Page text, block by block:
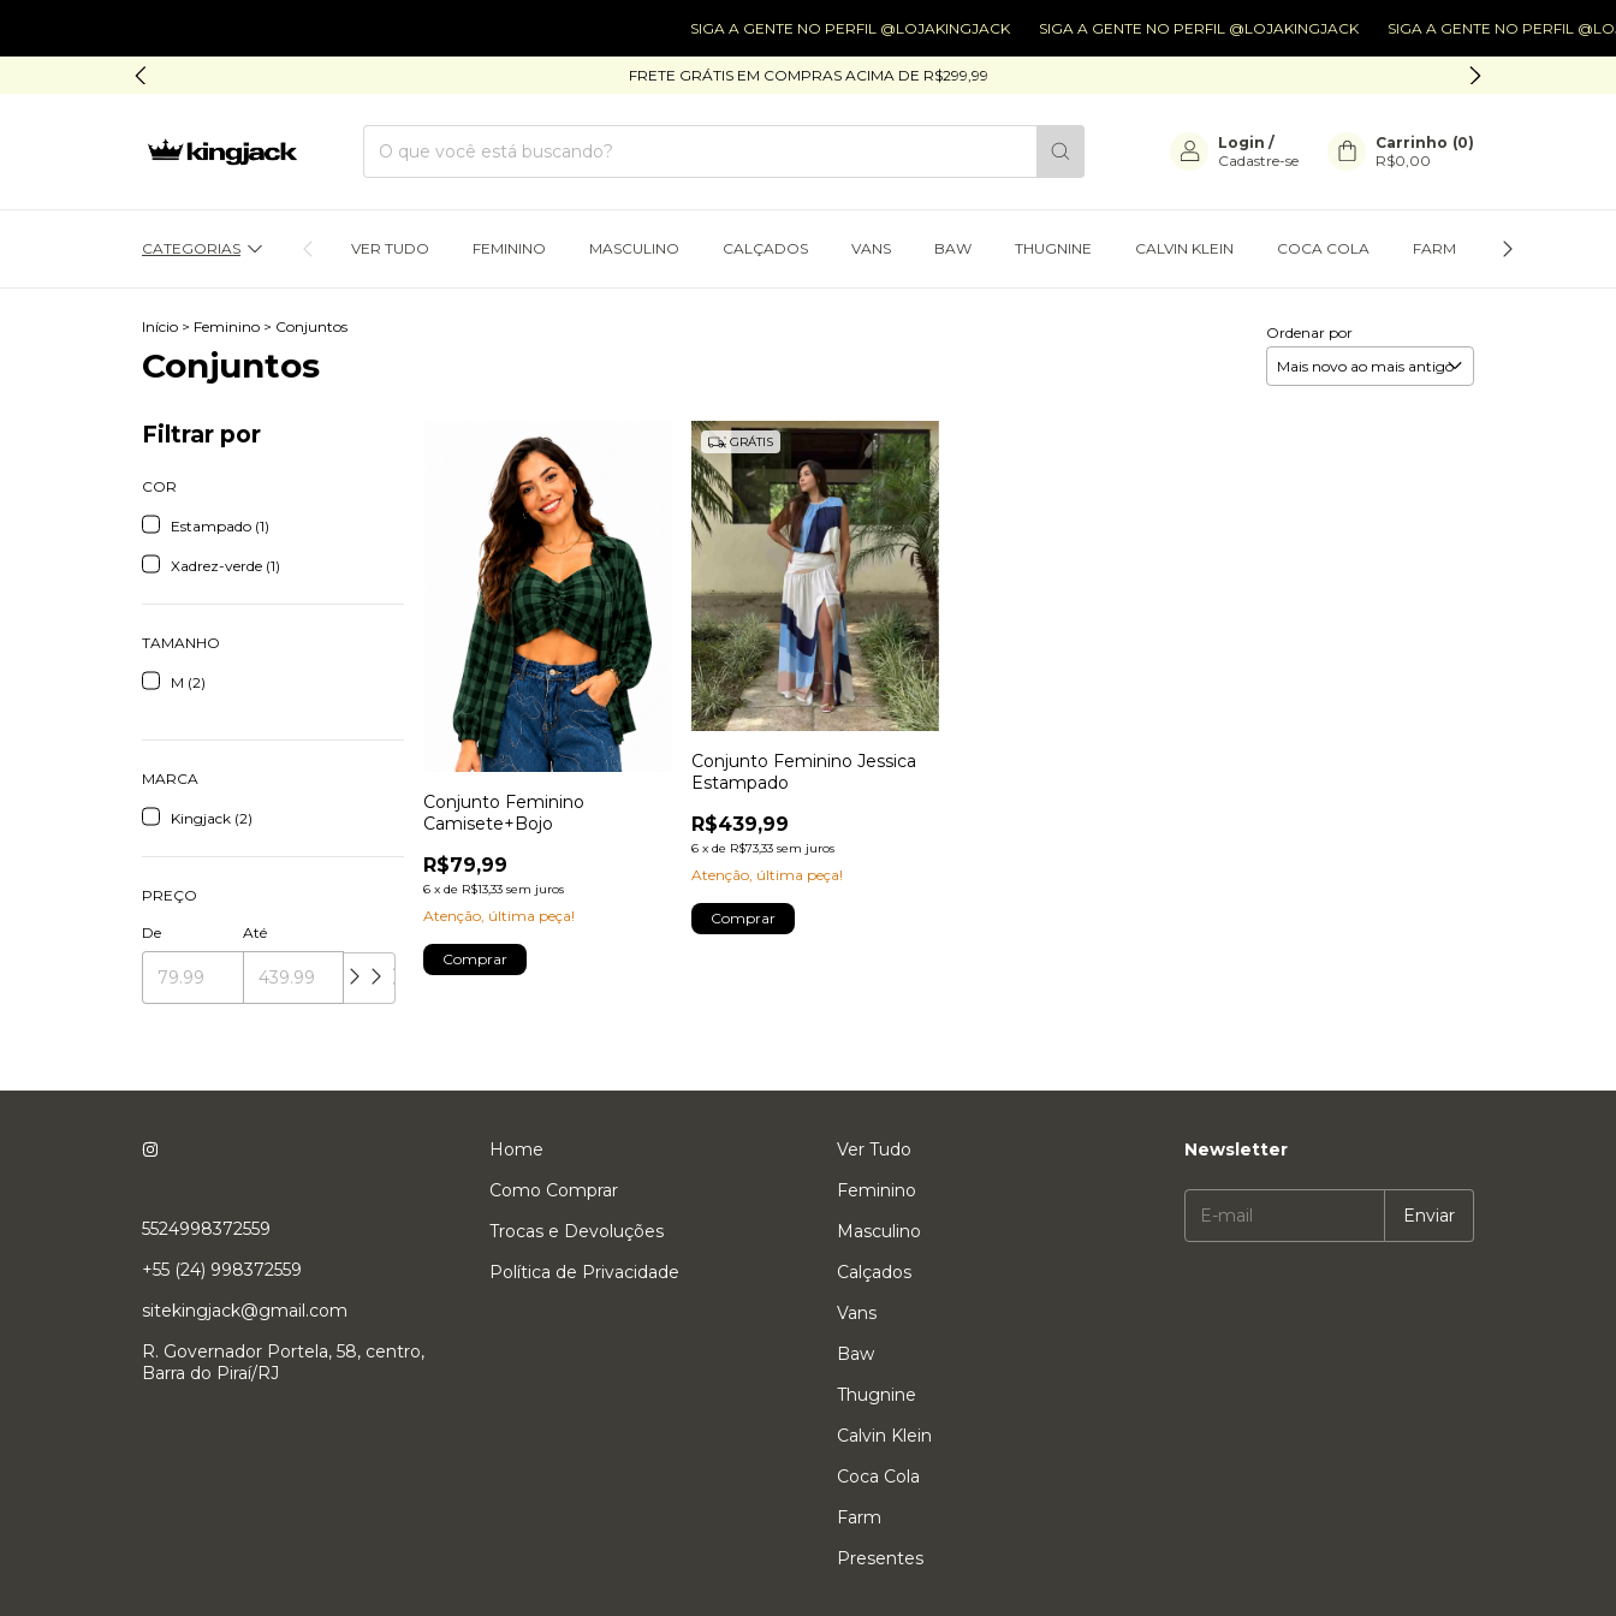
SIGA A GENTE NO PERFIL @LOJAKINGJACK SIGA A GENTE NO PERFIL @LOJAKINGJACK SIGA A GENTE NO PERFIL
FRETE GRÁTIS EM COMPRAS ACIMA DE R$299,99
Login /
Cadastre-se
Carrinho (0)
R$0,00
CATEGORIAS VER TUDO FEMININO MASCULINO CALÇADOS VANS BAW THUGNINE CALVIN KLEIN COCA COLA FARM PRESENTES
Início > Feminino > Conjuntos
Conjuntos
Ordenar por
Filtrar por
COR
Estampado (1)
Xadrez-verde (1)
TAMANHO
M (2)
MARCA
Kingjack (2)
PREÇO
De Até
Conjunto Feminino
Camisete+Bojo
R$79,99
6 xde R$13,33 sem juros
Atenção, última peça!
Comprar
GRÁTIS
Conjunto Feminino Jessica
Estampado
R$439,99
6 x de R$73,33 sem juros
Atenção, última peça!
Comprar
5524998372559
+55 (24) 998372559
sitekingjack@gmail.com
R. Governador Portela, 58, centro,
Barra do Piraí/RJ
Home
Como Comprar
Trocas e Devoluções
Política de Privacidade
Ver Tudo
Feminino
Masculino
Calçados
Vans
Baw
Thugnine
Calvin Klein
Coca Cola
Farm
Presentes
Newsletter